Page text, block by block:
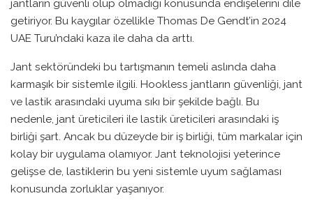
jantların güvenli olup olmadığı konusunda endişelerini dile
getiriyor. Bu kaygılar özellikle Thomas De Gendt’in 2024
UAE Turu’ndaki kaza ile daha da arttı.
Jant sektöründeki bu tartışmanın temeli aslında daha
karmaşık bir sistemle ilgili. Hookless jantların güvenliği, jant
ve lastik arasındaki uyuma sıkı bir şekilde bağlı. Bu
nedenle, jant üreticileri ile lastik üreticileri arasındaki iş
birliği şart. Ancak bu düzeyde bir iş birliği, tüm markalar için
kolay bir uygulama olamıyor. Jant teknolojisi yeterince
gelişse de, lastiklerin bu yeni sistemle uyum sağlaması
konusunda zorluklar yaşanıyor.